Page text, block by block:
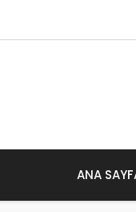
ANA